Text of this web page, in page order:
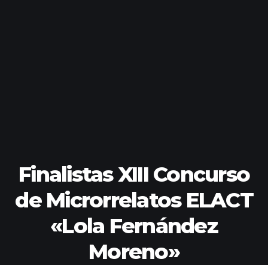
Finalistas XIII Concurso
de Microrrelatos ELACT
«Lola Fernández
Moreno»